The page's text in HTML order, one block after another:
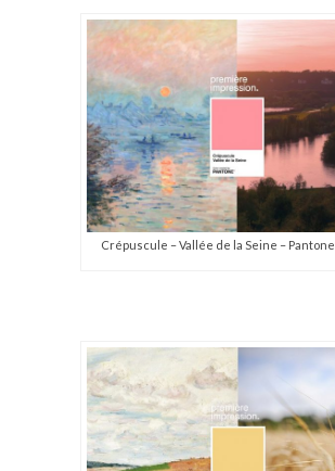
Crépuscule – Vallée de la Seine –